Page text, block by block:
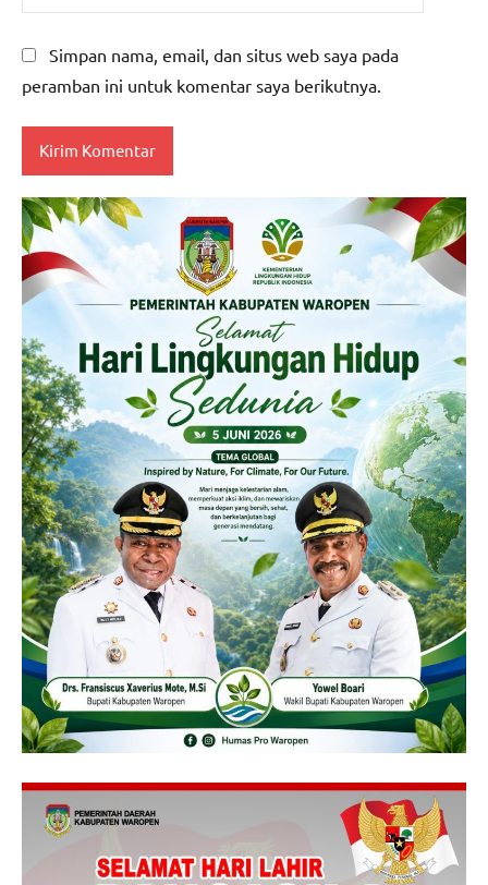
Simpan nama, email, dan situs web saya pada
peramban ini untuk komentar saya berikutnya.